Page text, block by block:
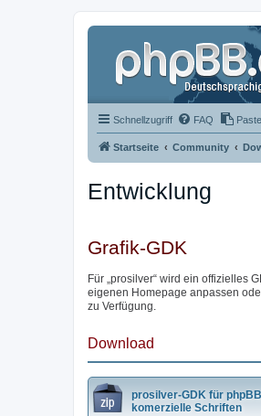
Schnellzugriff FAQ
Startseite Community
Entwicklung
Grafik-GDK
Für „prosilver“ wird ein offizielles
eigenen Homepage anpassen
zu Verfügung.
Download
prosilver-GDK für
komerzielle Schriften